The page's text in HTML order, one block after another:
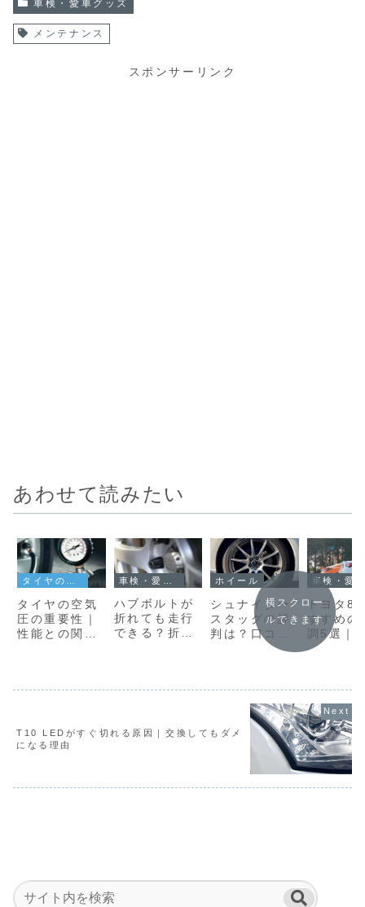
車検・愛車グッズ
メンテナンス
スポンサーリンク
あわせて読みたい
タイヤの空気
圧の重要性｜
性能との関係
ハブボルトが
折れても走行
できる？折れ
ホイール
シュナイダー
スタッグの評
判は？口コミ
から特徴を調
トヨタ
すすめの
調5選｜
を極める
横スクロー
ルできます
T10 LEDがすぐ切れる原因｜交換してもダメ
になる理由